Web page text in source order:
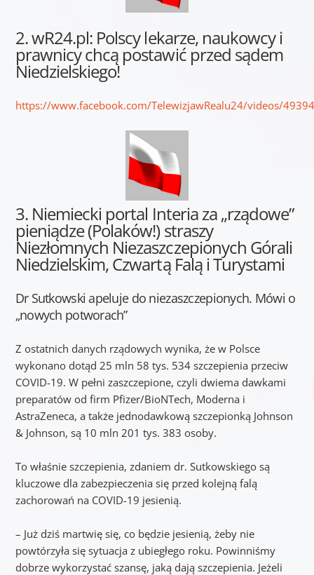
2. wR24.pl: Polscy lekarze, naukowcy i
prawnicy chcą postawić przed sądem
Niedzielskiego!
https://www.facebook.com/TelewizjawRealu24/videos/
3. Niemiecki portal Interia za „rządowe”
pieniądze (Polaków!) straszy
Niezłomnych Niezaszczepionych Górali
Niedzielskim, Czwartą Falą i Turystami
Dr Sutkowski apeluje do niezaszczepionych. Mówi o
„nowych potworach”
Z ostatnich danych rządowych wynika, że w Polsce
wykonano dotąd 25 mln 58 tys. 534 szczepienia przeciw
COVID-19. W pełni zaszczepione, czyli dwiema dawkami
preparatów od firm Pfizer/BioNTech, Moderna i
AstraZeneca, a także jednodawkową szczepionką Johnson
& Johnson, są 10 mln 201 tys. 383 osoby.
To właśnie szczepienia, zdaniem dr. Sutkowskiego są
kluczowe dla zabezpieczenia się przed kolejną falą
zachorowań na COVID-19 jesienią.
– Już dziś martwię się, co będzie jesienią, żeby nie
powtórzyła się sytuacja z ubiegłego roku. Powinniśmy
dobrze wykorzystać szansę, jaką dają szczepienia. Jeżeli